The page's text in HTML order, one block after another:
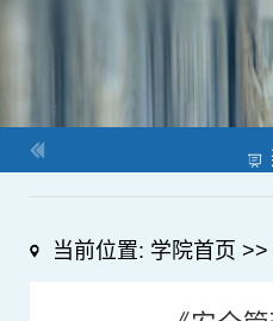
当前位置: 学院首页 >>